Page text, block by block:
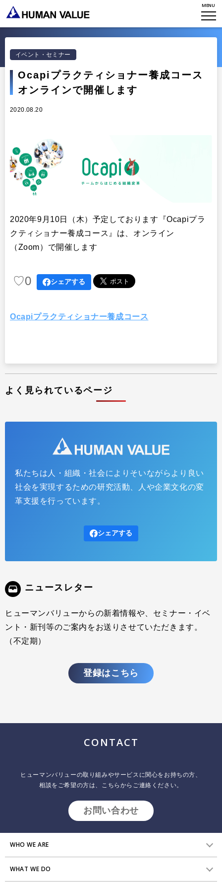
MENU
TOP
HVからのメッセージ
研究員紹介
ミッション・バリュー
会社からのお知らせ
プライバシーポリシー
採用について
WHAT WE DO
組織変革
リーダーシップ
PMI
プラクティショナー養成
リサーチ
STORIES
お知らせ
Stories
イベント・セミナー
出版
その他
CONTACT
イベント・セミナー
Ocapiプラクティショナー養成コース
オンラインで開催します
2020.08.20
2020年9月10日（木）予定しております『Ocapiプラ
クティショナー養成コース』は、オンライン
（Zoom）で開催します
♡0 シェアする
Ocapiプラクティショナー養成コース
よく見られているページ
私たちは人・組織・社会によりそいながらより良い
社会を実現するための研究活動、人や企業文化の変
革支援を行っています。
シェアする
ニュースレター
ヒューマンバリューからの新着情報や、セミナー・イベ
ント・新刊等のご案内をお送りさせていただきます。
（不定期）
登録はこちら
CONTACT
ヒューマンバリューの取り組みやサービスに関心をお持ちの方、
相談をご希望の方は、こちらからご連絡ください。
お問い合わせ
WHO WE ARE
HVからのメッセージ
WHAT WE DO